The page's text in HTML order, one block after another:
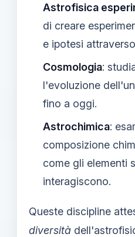
Astrofisica
di creare
e ipotesi
Cosmologia:
l'evoluzione
fino a oggi.
Astrochimica:
composizione
come gli elementi
interagiscono.
Queste discipline
diversità